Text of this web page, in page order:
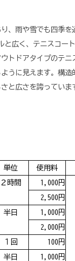
、雨や雪でも四季
広く、テニスコー
トドアタイプのテ
うに見えます。構
と広さを誇っていま
単位 使用料
２時間 1,000円
2,500円
半日
1,000円
2,000円
１回
100円
半日
1,000円